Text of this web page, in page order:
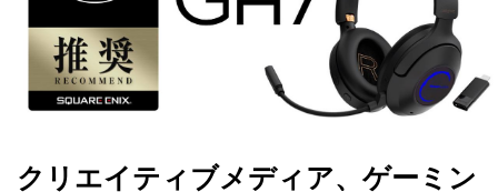
クリエイティブメディア、ゲーミン